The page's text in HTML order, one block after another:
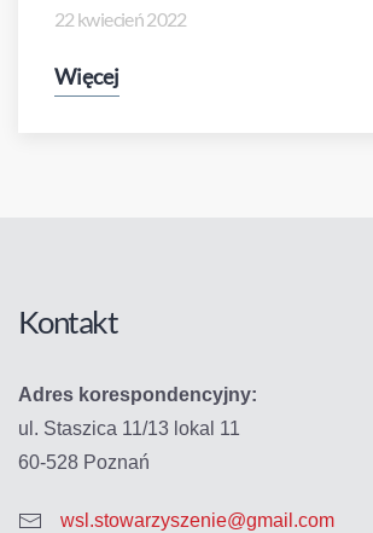
22 kwiecień 2022
Więcej
Kontakt
Adres korespondencyjny:
ul. Staszica 11/13 lokal 11
60-528 Poznań
wsl.stowarzyszenie@gmail.com